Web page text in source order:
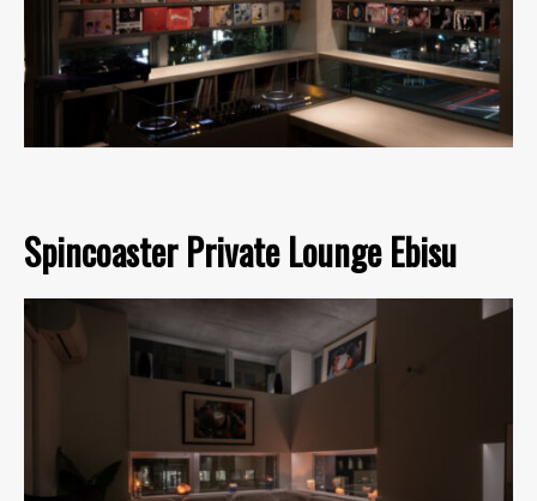
Spincoaster Private Lounge Ebisu